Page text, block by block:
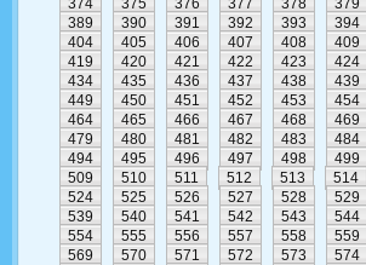
374 375 376 377 378 379
389
390 391 392 393 394
404
405 406 407 408 409
419
420 421 422 423 424
434
435 436 437 438 439
449
450 451 452 453 454
464
465 466 467 468 469
479
480 481 482 483 484
494
495 496 497 498 499
509
510 511 512 513 514
524
525 526 527 528 529
539
540 541 542 543 544
554
555 556 557 558 559
569
570 571 572 573 574